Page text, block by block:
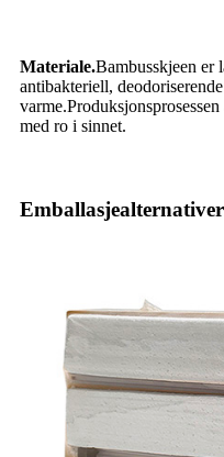
Materiale.Bambusskjeen er
antibakteriell,
med ro i sinnet.
Emballasjealternativer